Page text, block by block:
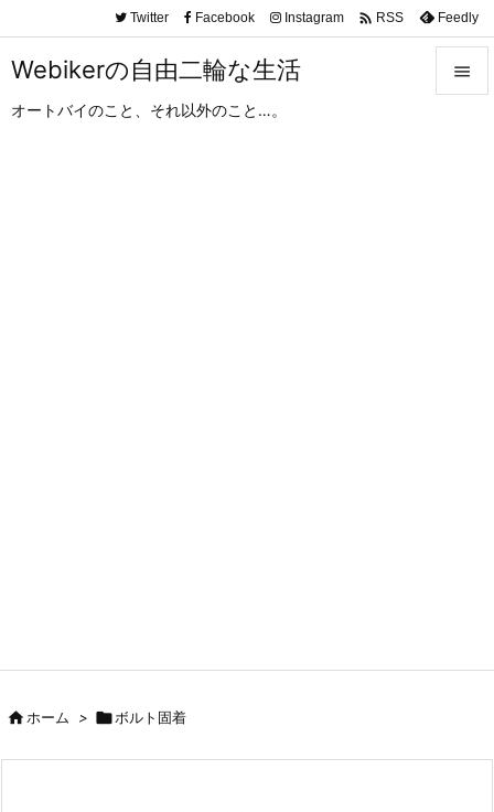
Webikerの自由二輪な生活
オートバイのこと、それ以外のこと…。

Twitter Facebook Instagram  RSS Feedly
ホーム > ボルト固着